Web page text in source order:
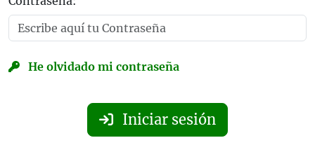
He olvidado mi contraseña
Iniciar sesión